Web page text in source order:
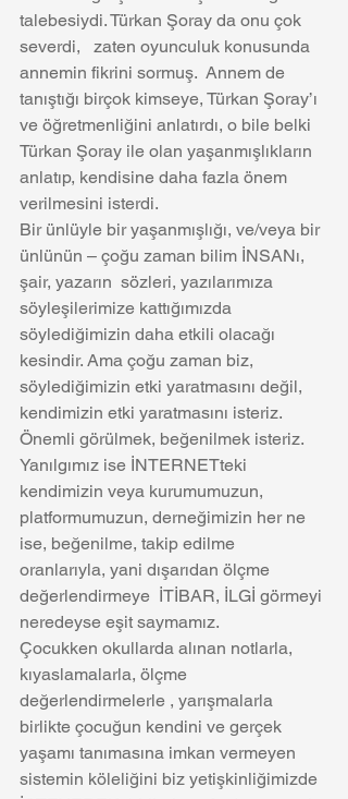
talebesiydi. Türkan Şoray da onu çok
severdi,   zaten oyunculuk konusunda
annemin fikrini sormuş.  Annem de
tanıştığı birçok kimseye, Türkan Şoray’ı
ve öğretmenliğini anlatırdı, o bile belki
Türkan Şoray ile olan yaşanmışlıkların
anlatıp, kendisine daha fazla önem
verilmesini isterdi.
Bir ünlüyle bir yaşanmışlığı, ve/veya bir
ünlünün – çoğu zaman bilim İNSANı,
şair, yazarın  sözleri, yazılarımıza
söyleşilerimize kattığımızda
söylediğimizin daha etkili olacağı
kesindir. Ama çoğu zaman biz,
söylediğimizin etki yaratmasını değil,
kendimizin etki yaratmasını isteriz.
Önemli görülmek, beğenilmek isteriz.
Yanılgımız ise İNTERNETteki
kendimizin veya kurumumuzun,
platformumuzun, derneğimizin her ne
ise, beğenilme, takip edilme
oranlarıyla, yani dışarıdan ölçme
değerlendirmeye  İTİBAR, İLGİ görmeyi
neredeyse eşit saymamız.
Çocukken okullarda alınan notlarla,
kıyaslamalarla, ölçme
değerlendirmelerle , yarışmalarla
birlikte çocuğun kendini ve gerçek
yaşamı tanımasına imkan vermeyen
sistemin köleliğini biz yetişkinliğimizde